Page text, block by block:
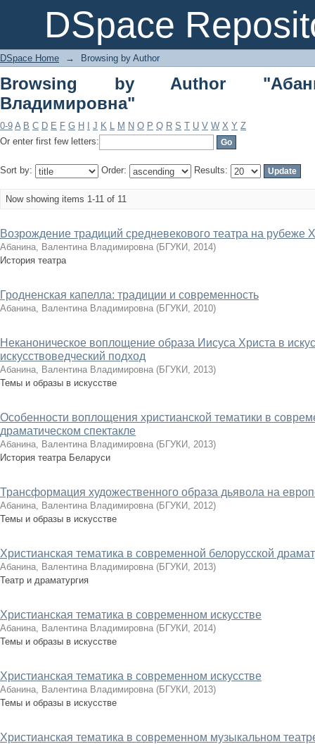
DSpace
Browsing by Author "Абанина,
DSpace Home → Browsing by Author
Browsing by Author
Владимировна"
0-9 A B C D E F G H J K L M N O P Q R S T U V W X Y Z
Or enter first few letters:
Sort by: Order: Results:
Now showing items 1-11 of 11
Возрождение традиций средневекового театра на рубеже
Абанина, Валентина Владимировна (БГУКИ, 2014)
История театра
Гродненская капелла: традиции и современность
Абанина, Валентина Владимировна (БГУКИ, 2010)
Неканоническое воплощение образа Иисуса Христа в
искусствоведческий подход
Абанина, Валентина Владимировна (БГУКИ, 2013)
Темы и образы в искусстве
Особенности воплощения христианской тематики в
драматическом спектакле
Абанина, Валентина Владимировна (БГУКИ, 2013)
История театра Беларуси
Трансформация художественного образа дьявола на
Абанина, Валентина Владимировна (БГУКИ, 2012)
Темы и образы в искусстве
Христианская тематика в современной белорусской
Абанина, Валентина Владимировна (БГУКИ, 2013)
Театр и драматургия
Христианская тематика в современном искусстве
Абанина, Валентина Владимировна (БГУКИ, 2014)
Темы и образы в искусстве
Христианская тематика в современном искусстве
Абанина, Валентина Владимировна (БГУКИ, 2013)
Темы и образы в искусстве
Христианская тематика в современном музыкальном